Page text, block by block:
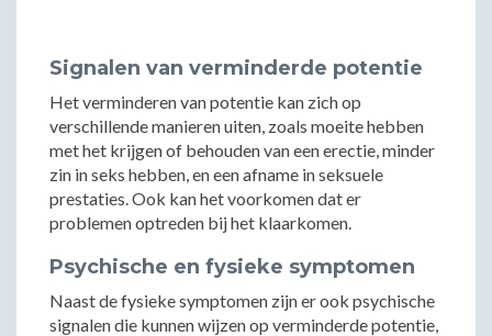
Signalen van verminderde potentie
Het verminderen van potentie kan zich op
verschillende manieren uiten, zoals moeite hebben
met het krijgen of behouden van een erectie, minder
zin in seks hebben, en een afname in seksuele
prestaties. Ook kan het voorkomen dat er
problemen optreden bij het klaarkomen.
Psychische en fysieke symptomen
Naast de fysieke symptomen zijn er ook psychische
signalen die kunnen wijzen op verminderde potentie,